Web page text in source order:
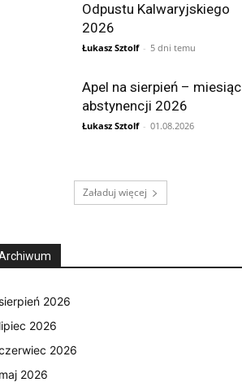
Odpustu Kalwaryjskiego
2026
Łukasz Sztolf - 5 dni temu
Apel na sierpień – miesiąc
abstynencji 2026
Łukasz Sztolf - 01.08.2026
Załaduj więcej
sierpień 2026
lipiec 2026
2026
maj 2026